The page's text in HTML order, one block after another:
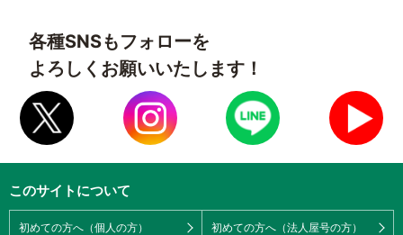
各種SNSもフォローを
よろしくお願いいたします！
このサイトについて
初めての方へ（個人の方） 初めての方へ（法人屋号の方）